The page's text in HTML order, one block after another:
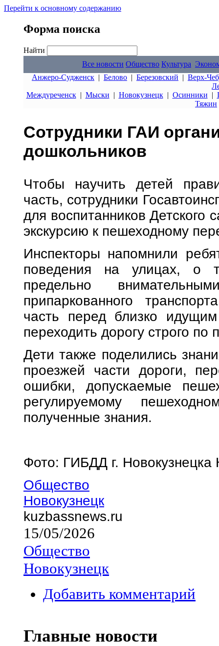
Перейти к основному содержанию
Форма поиска
Найти
Все новости Общество Культура
Анжеро-Судженск | Белово | Березовский | Верх-
Междуреченск| Мыски | Новокузнецк| Осинники |
Тяжин
Сотрудники ГАИ
дошкольников
Чтобы научить детей
часть, сотрудники
для воспитанников
экскурсию к пешеходному
Инспекторы напомнили
поведения на улицах, о
предельно
припаркованного
часть перед близко
переходить дорогу строго
Дети также поделились
проезжей части дороги,
ошибки, допускаемые
регулируемому
полученные знания.
Фото: ГИБДД г. Новокузнецка
Общество
Новокузнецк
kuzbassnews.ru
15/05/2026
Общество
Новокузнецк
Добавить комментарий
Главные новости